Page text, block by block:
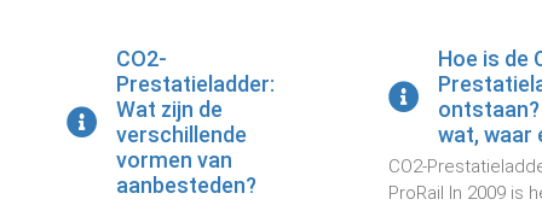
CO2-
Prestatieladder:
Wat zijn de
verschillende
vormen van
aanbesteden?
Hoe is de
wat, waar
CO2-
ProRail In 2009 is